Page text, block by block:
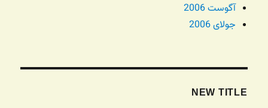
آگوست 2006
جولای 2006
NEW TITLE